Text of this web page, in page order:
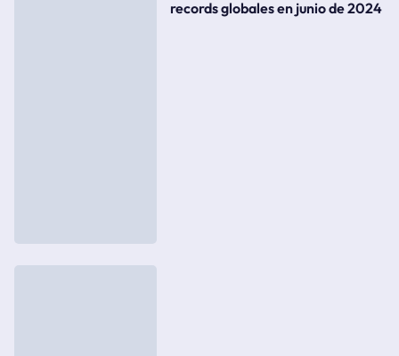
records globales en junio de 2024